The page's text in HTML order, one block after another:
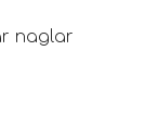
naglar